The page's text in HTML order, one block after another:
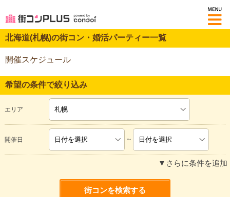
北海道(札幌)の街コン・婚活パーティー一覧
開催スケジュール
希望の条件で絞り込み
エリア
開催日 ~
▼さらに条件を追加